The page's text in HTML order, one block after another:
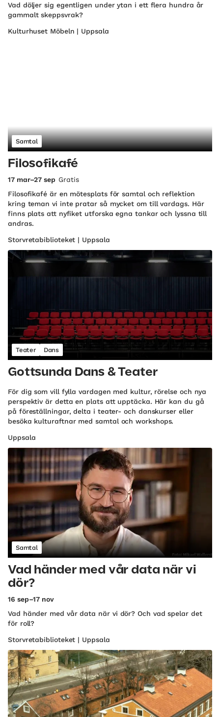
Vad döljer sig egentligen under ytan i ett flera hundra år
gammalt skeppsvrak?
Kulturhuset Möbeln | Uppsala
Samtal
Filosofikafé
17 mar–27 sep Gratis
Filosofikafé är en mötesplats för samtal och reflektion
kring teman vi inte pratar så mycket om till vardags. Här
finns plats att nyfiket utforska egna tankar och lyssna till
andras.
Storvretabiblioteket | Uppsala
Teater Dans
Gottsunda Dans & Teater
För dig som vill fylla vardagen med kultur, rörelse och nya
perspektiv är detta en plats att upptäcka. Här kan du gå
på föreställningar, delta i teater- och danskurser eller
besöka kulturaftnar med samtal och workshops.
Uppsala
Samtal
Vad händer med vår data när vi
dör?
16 sep–17 nov
Vad händer med vår data när vi dör? Och vad spelar det
för roll?
Storvretabiblioteket | Uppsala